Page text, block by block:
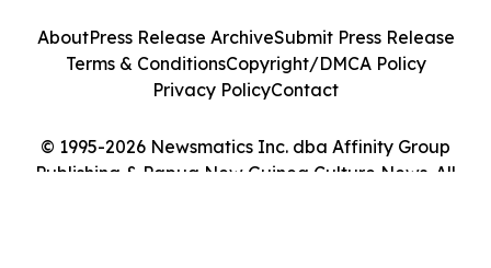
© 1995-2026 Newsmatics Inc. dba Affinity Group
Publishing & Papua New Guinea Culture News. All
AboutPress Release ArchiveSubmit Press Release
Terms & ConditionsCopyright/DMCA Policy
Privacy PolicyContact